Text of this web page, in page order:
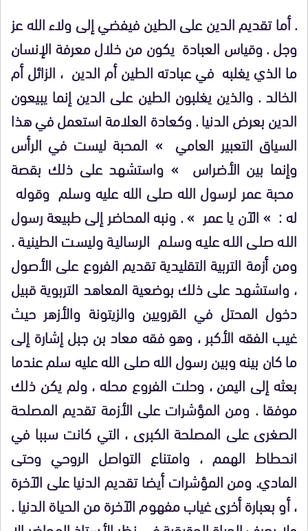
. أما تقديم الدين على الطين فيفضي إلى ولاء الله عز
وجل . وقياس العبادة يكون من خلال معرفة الإنسان
ما الذي يغلبه في عبادته الطين أم الدين ، الزائل أم
الخالد . والذين يغلبون الطين على الدين إنما يبيعون
الدين بعرض الدنيا . وكعادة العلامة استعمل في هذا
السياق التعبير العامي » المحبة ليست في الرأس
وإنما بين الأضراس » واستشهد على ذلك بقصة
محبة عمر لرسول الله صلى الله عليه وسلم وقوله
له : » الآن يا عمر » . ونبه المحاضر إلى طبيعة رسول
الله صلى الله عليه وسلم الرسالية وليست الطينية .
ومن أزمة التربية التقليدية تقديم الفروع على الأصول
، واستشهد على ذلك بوضعية المعاهد التربوية قبيل
دخول المحتل في القرويين والزيتونة والأزهر حيث
غيب الفقه الأكبر ، وهو فقه معاد بن جبل إشارة إلى
ما كان بينه وبين رسول الله صلى الله عليه سلم عندما
بعثه إلى اليمن ، وحلت الفروع محله ، ولم يكن ذلك
موفقا . ومن المؤشرات على الأزمة تقديم المصلحة
الصغرى على المصلحة الكبرى ، التي كانت سببا في
انحطاط الهمم ، وامتناع التواصل الروحي وحتى
المادي. ومن المؤشرات أيضا تقديم الدنيا على الآخرة
، أو بعبارة أخرى غياب مفهوم الآخرة من الحياة الدنيا .